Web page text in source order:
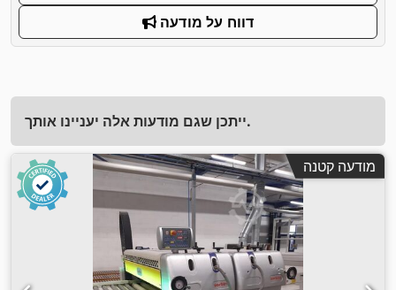
דווח על מודעה
ייתכן שגם מודעות אלה יעניינו אותך.
מודעה קטנה